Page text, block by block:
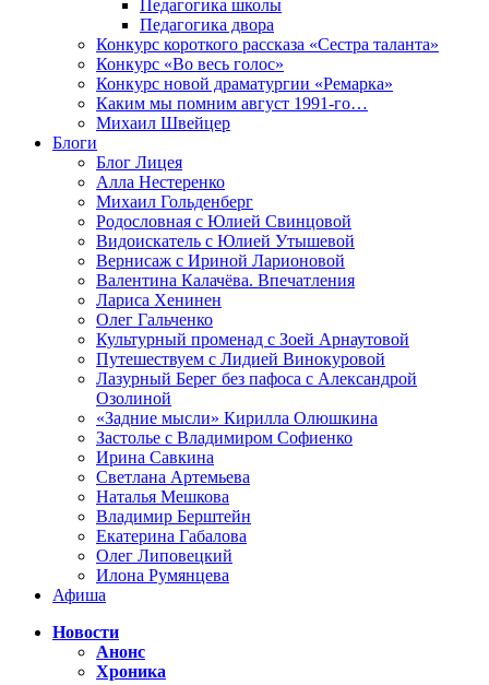
Педагогика школы
Педагогика двора
Конкурс короткого рассказа «Сестра таланта»
Конкурс «Во весь голос»
Конкурс новой драматургии «Ремарка»
Каким мы помним август 1991-го…
Михаил Швейцер
Блоги
Блог Лицея
Алла Нестеренко
Михаил Гольденберг
Родословная с Юлией Свинцовой
Видоискатель с Юлией Утышевой
Вернисаж с Ириной Ларионовой
Валентина Калачёва. Впечатления
Лариса Хенинен
Олег Гальченко
Культурный променад с Зоей Арнаутовой
Путешествуем с Лидией Винокуровой
Лазурный Берег без пафоса с Александрой
Озолиной
«Задние мысли» Кирилла Олюшкина
Застолье с Владимиром Софиенко
Ирина Савкина
Светлана Артемьева
Наталья Мешкова
Владимир Берштейн
Екатерина Габалова
Олег Липовецкий
Илона Румянцева
Афиша
Новости
Анонс
Хроника